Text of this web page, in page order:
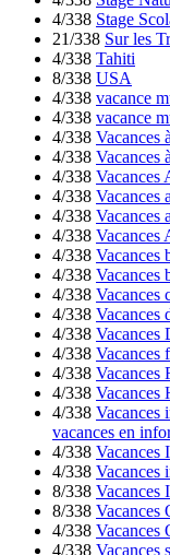
4/338 Stage
21/338 Sur les
4/338 Tahiti
8/338 USA
4/338 vacance
4/338 vacance
4/338 Vacances
4/338 Vacances
4/338 Vacances
4/338 Vacances
4/338 Vacances
4/338 Vacances
4/338 Vacances
4/338 Vacances
4/338 Vacances
4/338 Vacances
4/338 Vacances
4/338 Vacances
4/338 Vacances
4/338 Vacances
4/338 Vacances
vacances en
4/338 Vacances
4/338 Vacances
8/338 Vacances
8/338 Vacances
4/338 Vacances
4/338 Vacances